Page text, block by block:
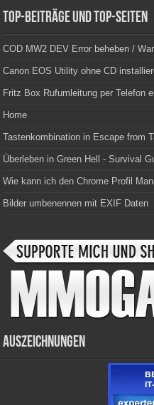
Top-Beiträge und Top-Seiten
COD MW2 DEV Error beheben /
Canon EOS Utility ohne CD
Fritz Box Rufumleitung per Telefon
Home
Tastenkombination in Escape from
Überleben in Green Hell - Survival
Wie kann ich den Chrome Profil
Bilder umbenennen mit EXIF Daten
Auszeichnungen